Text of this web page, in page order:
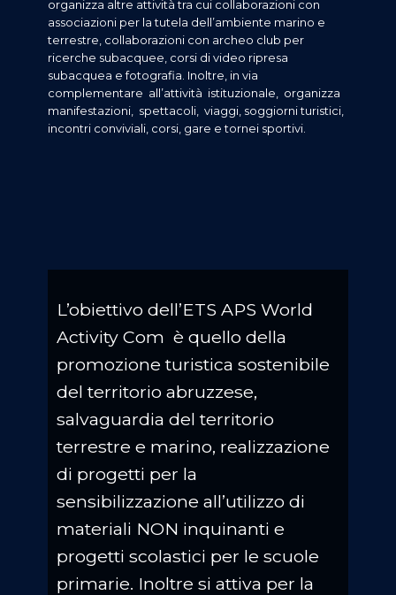
organizza altre attività tra cui collaborazioni con
associazioni per latutela dell’ambiente marino e
terrestre, collaborazioni con archeo club per
ricerche subacquee, corsi di video ripresa
subacquea e fotografia. Inoltre, in via
complementare all’attività istituzionale, organizza
manifestazioni, spettacoli, viaggi, soggiorni turistici,
incontri conviviali, corsi, gare e tornei sportivi.
L’obiettivo dell’ETS APS World
Activity Com è quello della
promozione turistica sostenibile
del territorio abruzzese,
salvaguardia del territorio
terrestre e marino, realizzazione
di progetti per la
sensibilizzazione all’utilizzo di
materiali NON inquinanti e
progetti scolastici per le scuole
primarie. Inoltre si attiva per la